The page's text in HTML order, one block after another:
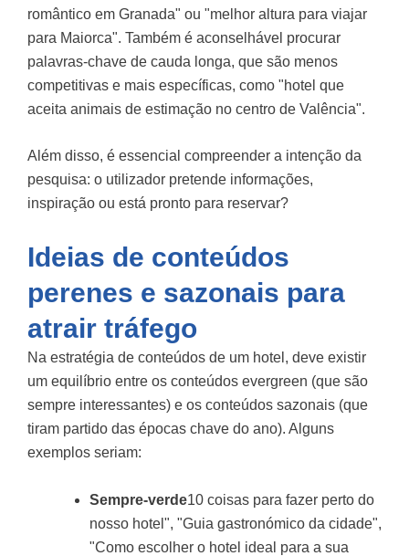
romântico em Granada" ou "melhor altura para viajar
para Maiorca". Também é aconselhável procurar
palavras-chave de cauda longa, que são menos
competitivas e mais específicas, como "hotel que
aceita animais de estimação no centro de Valência".
Além disso, é essencial compreender a intenção da
pesquisa: o utilizador pretende informações,
inspiração ou está pronto para reservar?
Ideias de conteúdos
perenes e sazonais para
atrair tráfego
Na estratégia de conteúdos de um hotel, deve existir
um equilíbrio entre os conteúdos evergreen (que são
sempre interessantes) e os conteúdos sazonais (que
tiram partido das épocas chave do ano). Alguns
exemplos seriam:
Sempre-verde10 coisas para fazer perto do
nosso hotel", "Guia gastronómico da cidade",
"Como escolher o hotel ideal para a sua